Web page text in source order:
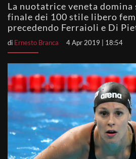
La nuotatrice veneta domina
finale dei 100 stile libero
precedendo Ferraioli e Di
di Ernesto Branca 4 Apr 2019 | 18:54